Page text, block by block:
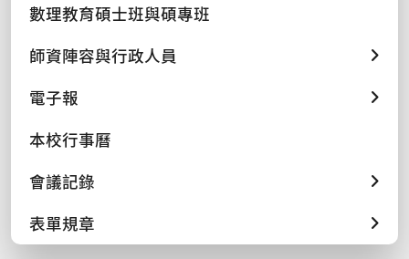
數理教育碩士班與碩專班
師資陣容與行政人員
電子報
本校行事曆
會議記錄
表單規章